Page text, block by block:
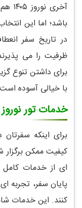
باشد؛ اما این
در تاریخ سفر
ظرفیت را می
برای داشتن تنوع
با خیالی آسوده
خدمات تور نوروز ۱۴۰۵ مسیر سبز
کیفیت ممکن
ای از خدمات کامل
پایان سفر،
کنند. این خدمات